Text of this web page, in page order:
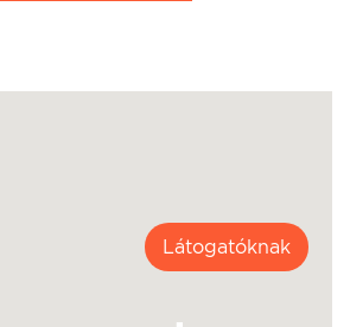
Látogatóknak